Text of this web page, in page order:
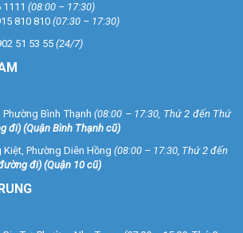
1111 (08:00 – 17:30)
810 810 (07:30 – 17:30)
51 53 55 (24/7)
Bình Thạnh (08:00 – 17:30, Thứ 2 đến Thứ
đi) (Quận Bình Thạnh cũ)
Phường Diên Hồng (08:00 – 17:30, Thứ 2 đến
đi) (Quận 10 cũ)